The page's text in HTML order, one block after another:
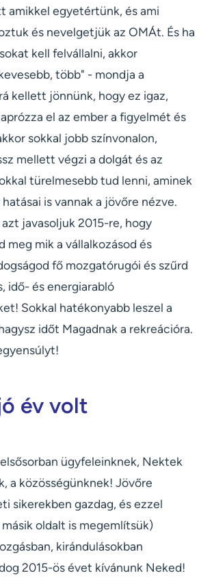
amikkel egyetértünk, és ami
és nevelgetjük az OMÁt. És ha
kell felvállalni, akkor
több" - mondja a
kellett jönnünk, hogy ez igaz,
el az ember a figyelmét és
sokkal jobb színvonalon,
mellett végzi a dolgát és az
türelmesebb tud lenni, aminek
is vannak a jövőre nézve.
javasoljuk 2015-re, hogy
meg mik a vállalkozásod és
fő mozgatórugói és szűrd
idő- és energiarabló
Sokkal hatékonyabb leszel a
időt Magadnak a rekreációra.
év volt
ügyfeleinknek, Nektek
a közösségünknek! Jövőre
sikerekben gazdag, és ezzel
oldalt is megemlítsük)
kirándulásokban
2015-ös évet kívánunk Neked!